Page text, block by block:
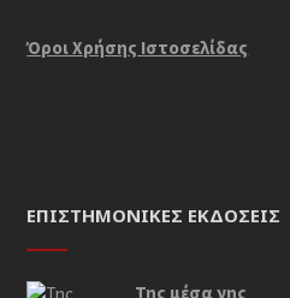
Όροι Χρήσης Iστοσελίδας
ΕΠΙΣΤΗΜΟΝΙΚΈΣ ΕΚΔΌΣΕΙΣ
Της μέσα γης